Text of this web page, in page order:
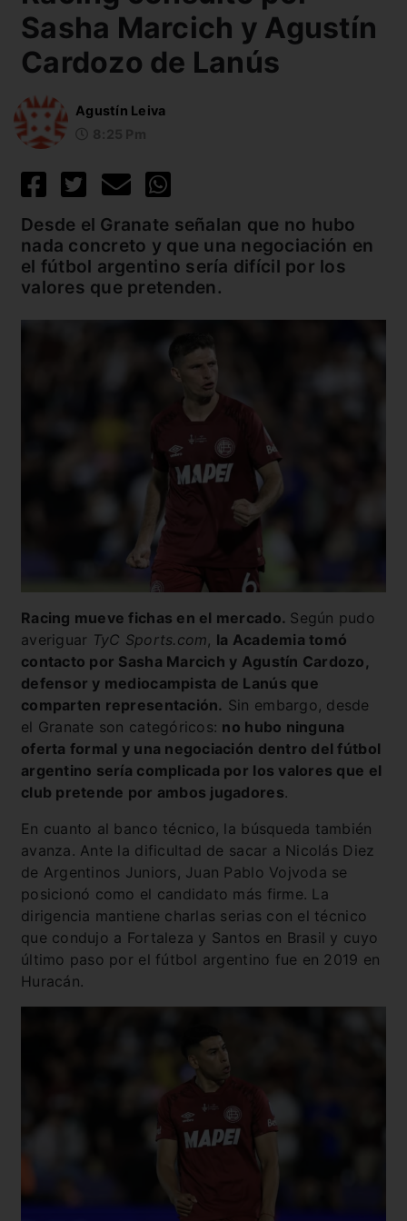
Sasha Marcich y Agustín
Cardozo de Lanús
Agustín Leiva
Desde el Granate señalan que no hubo
nada concreto y que una negociación en
el fútbol argentino sería difícil por los
valores que pretenden.
Racing mueve fichas en el mercado. Según pudo
averiguar TyC Sports.com, la Academia tomó
contacto por Sasha Marcich y Agustín Cardozo,
defensor y mediocampista de Lanús que
comparten representación. Sin embargo, desde
el Granate son categóricos: no hubo ninguna
oferta formal y una negociación dentro del fútbol
argentino sería complicada por los valores que el
club pretende por ambos jugadores.
En cuanto al banco técnico, la búsqueda también
avanza. Ante la dificultad de sacar a Nicolás Diez
de Argentinos Juniors, Juan Pablo Vojvoda se
posicionó como el candidato más firme. La
dirigencia mantiene charlas serias con el técnico
que condujo a Fortaleza y Santos en Brasil y cuyo
último paso por el fútbol argentino fue en 2019 en
Huracán.